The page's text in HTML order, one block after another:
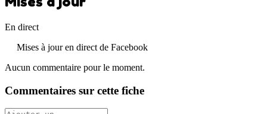
En direct
Mises à jour en direct de Facebook
Aucun commentaire pour le moment.
Commentaires sur cette fiche